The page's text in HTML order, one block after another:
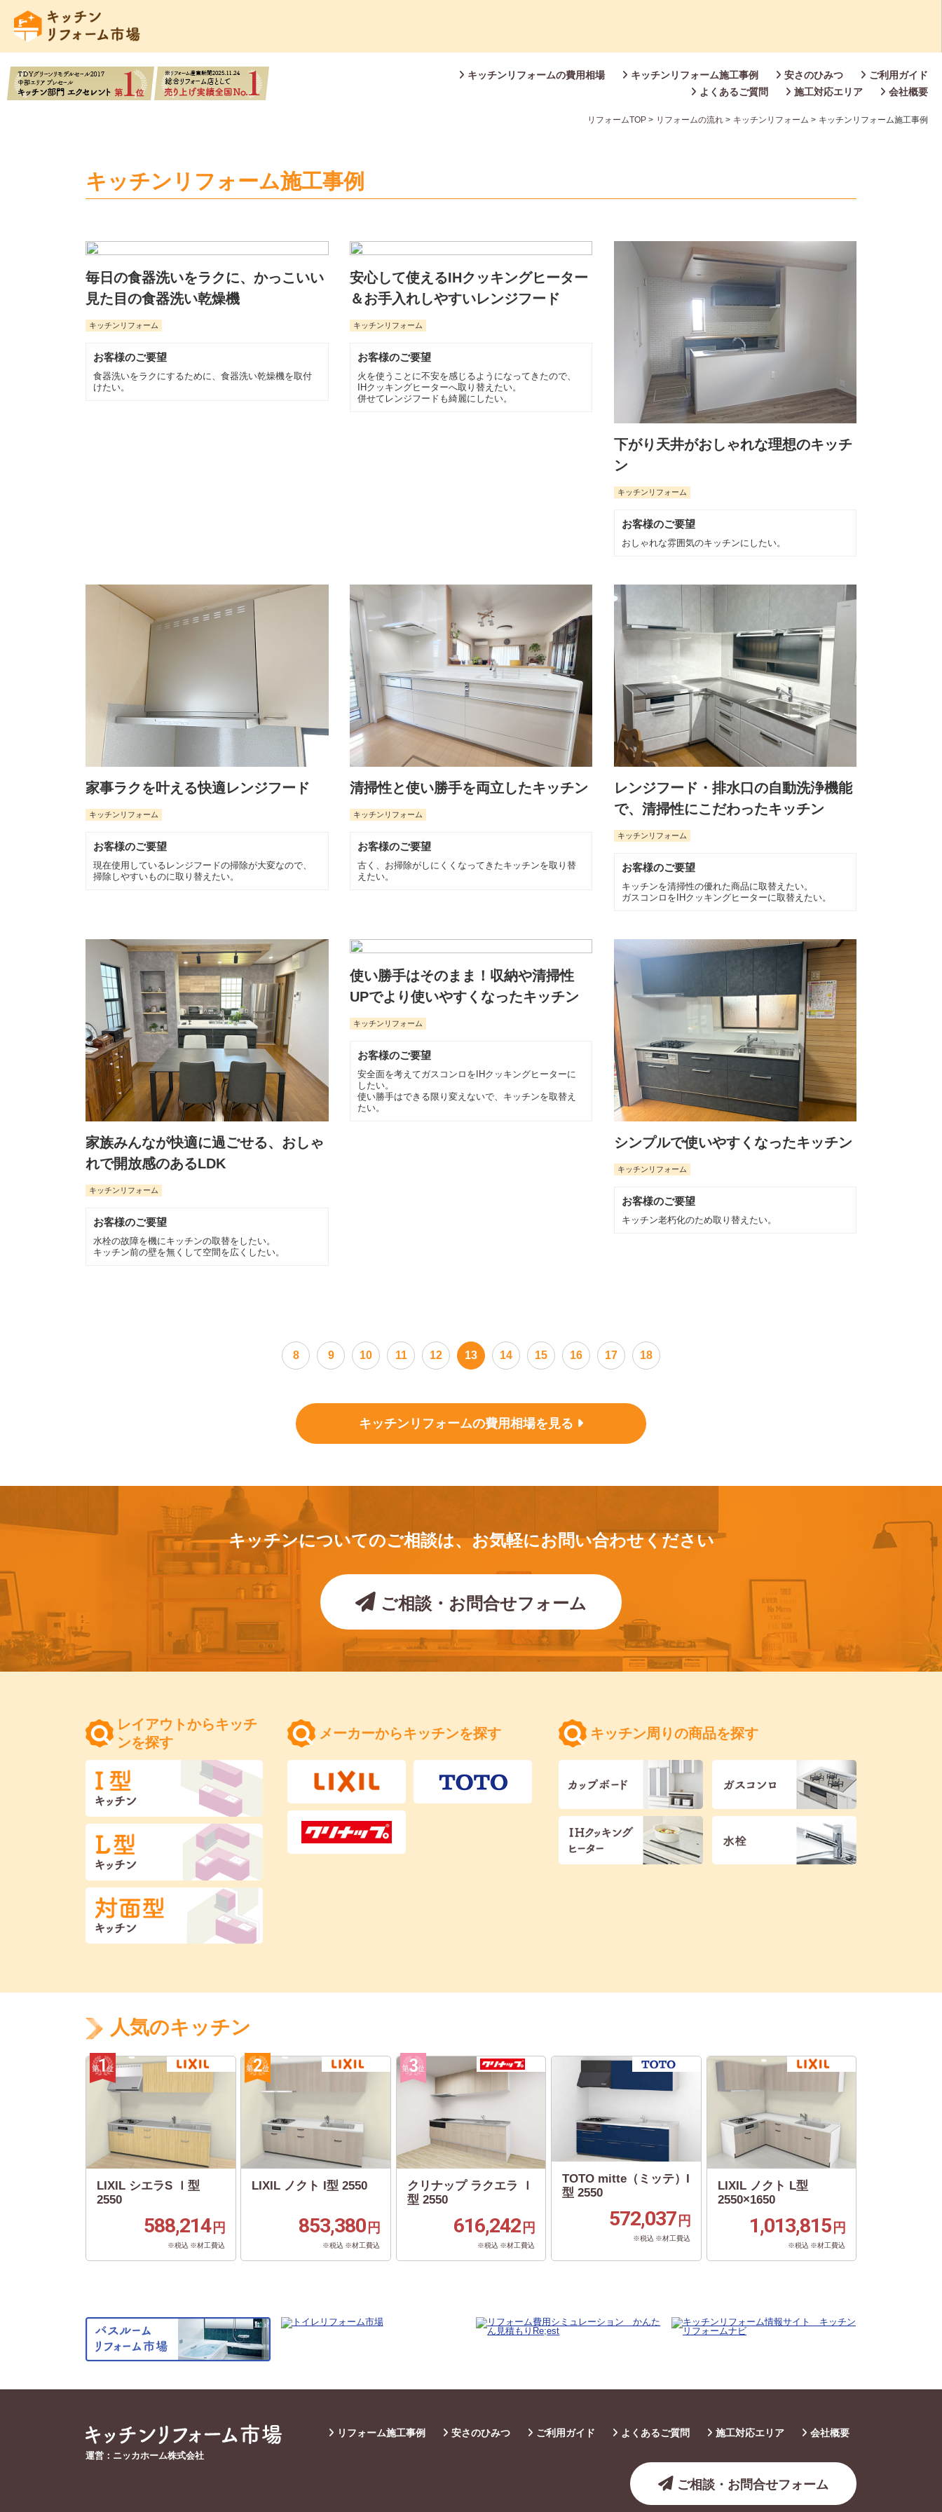
キッチンリフォームの費用相場 キッチンリフォーム施工事例 安さのひみつ
ご利用ガイド
よくあるご質問
施工対応エリア 会社概要
リフォームTOP > リフォームの流れ > キッチンリフォーム > キッチンリフォーム施工事例
キッチンリフォーム施工事例
毎日の食器洗いをラクに、かっこいい
見た目の食器洗い乾燥機
キッチンリフォーム
お客様のご要望
食器洗いをラクにするために、食器洗い乾燥機を取付
けたい。
安心して使えるIHクッキングヒーター
＆お手入れしやすいレンジフード
キッチンリフォーム
お客様のご要望
火を使うことに不安を感じるようになってきたので、
IHクッキングヒーターへ取り替えたい。
併せてレンジフードも綺麗にしたい。
下がり天井がおしゃれな理想のキッチ
ン
キッチンリフォーム
お客様のご要望
おしゃれな雰囲気のキッチンにしたい。
家事ラクを叶える快適レンジフード
キッチンリフォーム
お客様のご要望
現在使用しているレンジフードの掃除が大変なので、
掃除しやすいものに取り替えたい。
清掃性と使い勝手を両立したキッチン
キッチンリフォーム
お客様のご要望
古く、お掃除がしにくくなってきたキッチンを取り替
えたい。
レンジフード・排水口の自動洗浄機能
で、清掃性にこだわったキッチン
キッチンリフォーム
お客様のご要望
キッチンを清掃性の優れた商品に取替えたい。
ガスコンロをIHクッキングヒーターに取替えたい。
家族みんなが快適に過ごせる、おしゃ
れで開放感のあるLDK
キッチンリフォーム
お客様のご要望
水栓の故障を機にキッチンの取替をしたい。
キッチン前の壁を無くして空間を広くしたい。
使い勝手はそのまま！収納や清掃性
UPでより使いやすくなったキッチン
キッチンリフォーム
お客様のご要望
安全面を考えてガスコンロをIHクッキングヒーターに
したい。
使い勝手はできる限り変えないで、キッチンを取替え
たい。
シンプルで使いやすくなったキッチン
キッチンリフォーム
お客様のご要望
キッチン老朽化のため取り替えたい。
8 9 10 11 12 13 14 15 16 17 18
キッチンリフォームの費用相場を見る
キッチンについてのご相談は、お気軽にお問い合わせください
ご相談・お問合せフォーム
レイアウトからキッチ
ンを探す
メーカーからキッチンを探す キッチン周りの商品を探す
人気のキッチン
LIXIL シエラS Ｉ型
2550
588,214 円
※税込 ※材工費込
LIXIL ノクト I型 2550
853,380 円
※税込 ※材工費込
クリナップ ラクエラ Ｉ
型 2550
616,242 円
※税込 ※材工費込
TOTO mitte（ミッテ）I
型 2550
572,037 円
※税込 ※材工費込
LIXIL ノクト L型
2550×1650
1,013,815 円
※税込 ※材工費込
運営：ニッカホーム株式会社
リフォーム施工事例 安さのひみつ ご利用ガイド よくあるご質問 施工対応エリア 会社概要
ご相談・お問合せフォーム